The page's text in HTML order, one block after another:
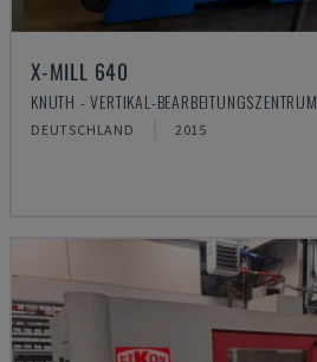
X-MILL 640
KNUTH - VERTIKAL-BEARBEITUNGSZENTRUM
DEUTSCHLAND 2015